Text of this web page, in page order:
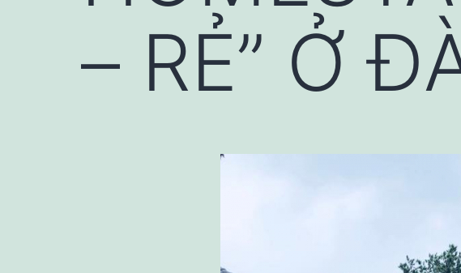
– RẺ” Ở